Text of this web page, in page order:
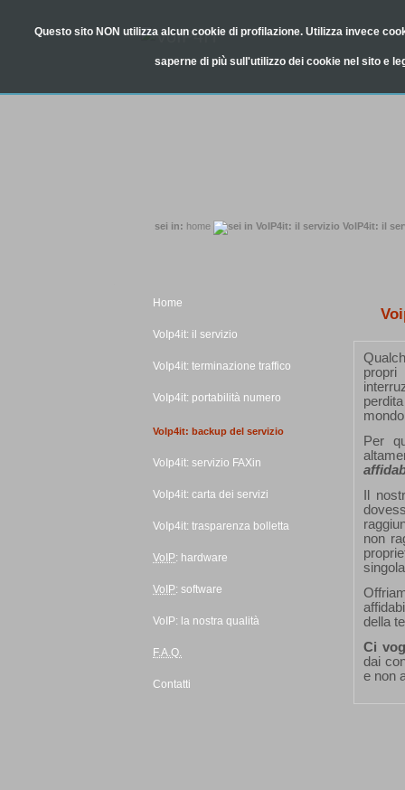
sei in: home VoIP4it: il
Per
Il
non
della
Ci
dai
e non
Home
VoIp4it: il servizio
VoIp4it: terminazione traffico
VoIp4it: portabilità numero
VoIp4it: backup del servizio
VoIp4it: servizio FAXin
VoIp4it: carta dei servizi
VoIp4it: trasparenza bolletta
VoIP: hardware
VoIP: software
VoIP: la nostra qualità
F.A.Q.
Contatti
Questo sito NON utilizza alcun cookie di profilazione. Utilizza invece
saperne di più sull'utilizzo dei cookie nel sito e